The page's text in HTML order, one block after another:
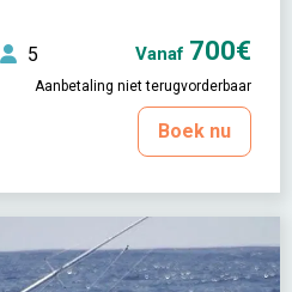
5 Vanaf 700€
Aanbetaling niet terugvorderbaar
Boek nu